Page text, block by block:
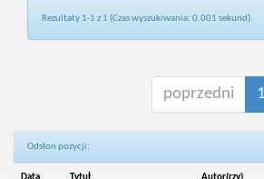
Rezultaty 1-1 z 1 (Czas wyszukiwania: 0.001 sekund).
poprzedni 1
Odsłon pozycji: